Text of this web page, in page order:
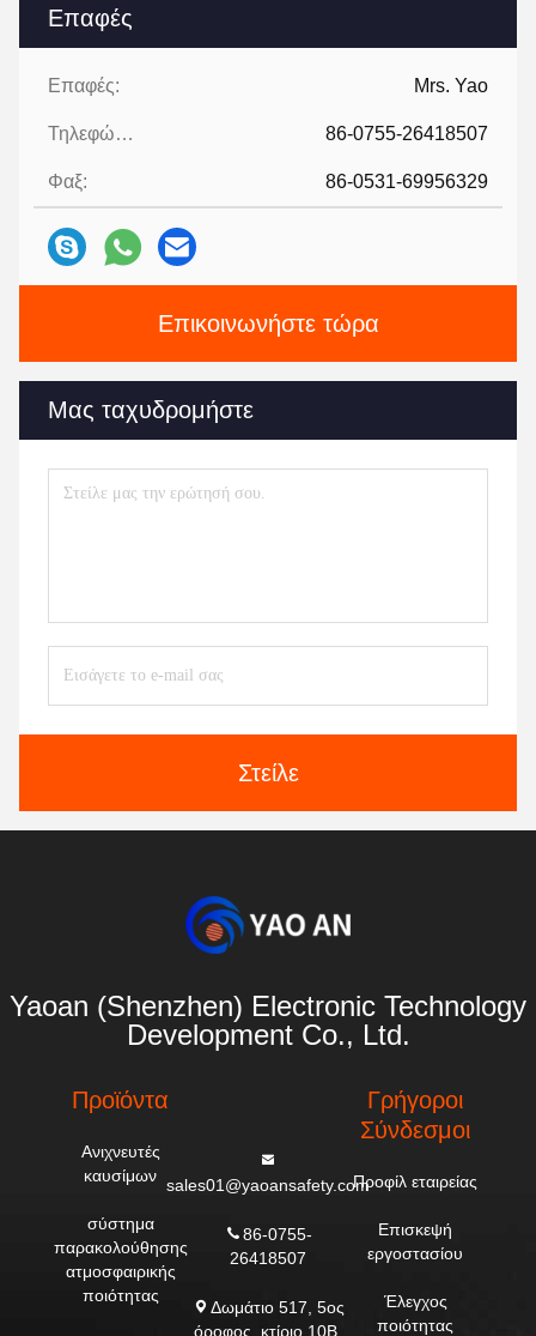
Επαφές
Επαφές: Mrs. Yao
Τηλεφώνημα: 86-0755-26418507
Φαξ: 86-0531-69956329
Επικοινωνήστε τώρα
Μας ταχυδρομήστε
Στείλε
Yaoan (Shenzhen) Electronic Technology
Development Co., Ltd.
Προϊόντα
Ανιχνευτές
καυσίμων
σύστημα
παρακολούθησης
ατμοσφαιρικής
ποιότητας
sales01@yaoansafety.com
86-0755-
26418507
Δωμάτιο 517, 5ος
όροφος, κτίριο 10Β,
Γρήγοροι
Σύνδεσμοι
Προφίλ εταιρείας
Επισκεψή
εργοστασίου
Έλεγχος
ποιότητας